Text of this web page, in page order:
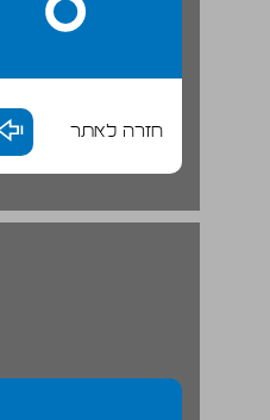
חזרה לאתר